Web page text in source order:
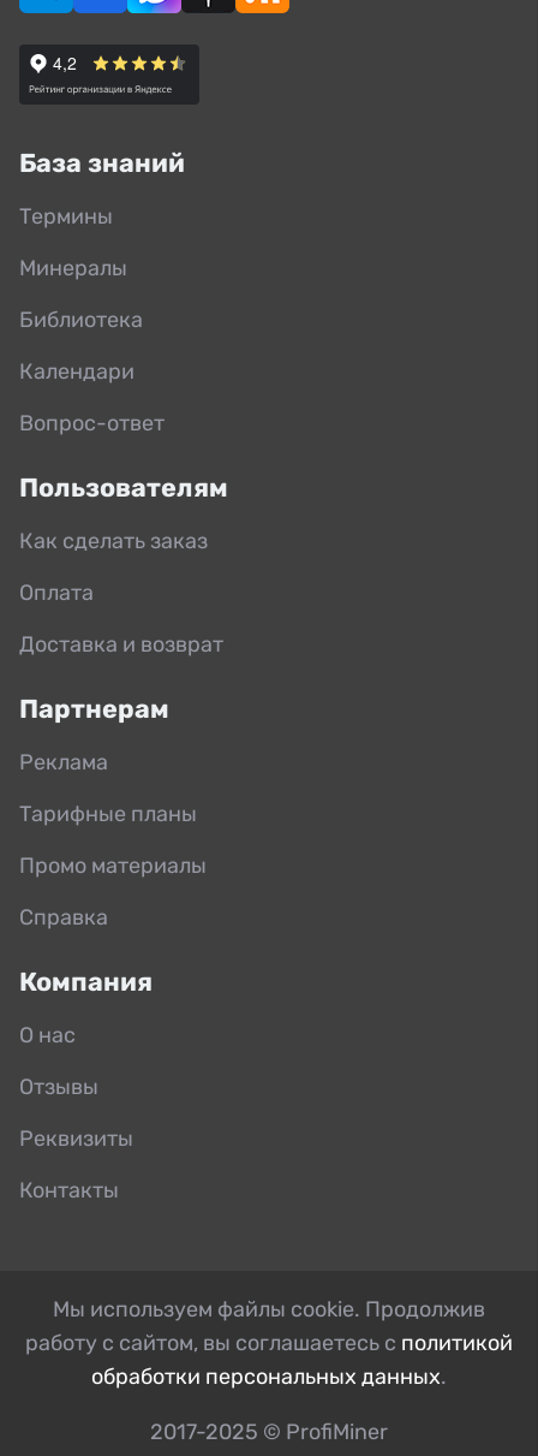
База знаний
Термины
Минералы
Библиотека
Календари
Вопрос-ответ
Пользователям
Как сделать заказ
Оплата
Доставка и возврат
Партнерам
Реклама
Тарифные планы
Промо материалы
Справка
Компания
О нас
Отзывы
Реквизиты
Контакты
Мы используем файлы cookie. Продолжив
работу с сайтом, вы соглашаетесь с политикой
обработки персональных данных.
2017-2025 © ProfiMiner